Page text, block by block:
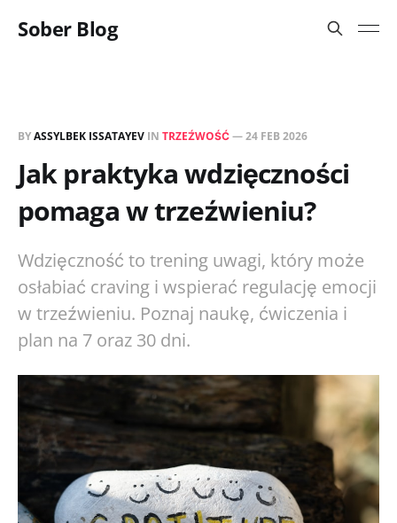
Sober Blog
BYASSYLBEK ISSATAYEV IN TRZEŹWOŚĆ—24 FEB 2026
Jak praktyka wdzięczności
pomaga w trzeźwieniu?
Wdzięczność to trening uwagi, który może
osłabiać craving i wspierać regulację emocji
w trzeźwieniu. Poznaj naukę, ćwiczenia i
plan na 7 oraz 30 dni.